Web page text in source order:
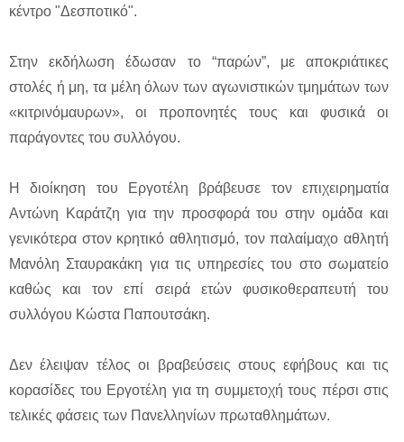
κέντρο "Δεσποτικό".
Στην εκδήλωση έδωσαν το “παρών”, με αποκριάτικες
στολές ή μη, τα μέλη όλων των αγωνιστικών τμημάτων των
«κιτρινόμαυρων», οι προπονητές τους και φυσικά οι
παράγοντες του συλλόγου.
Η διοίκηση του Εργοτέλη βράβευσε τον επιχειρηματία
Αντώνη Καράτζη για την προσφορά του στην ομάδα και
γενικότερα στον κρητικό αθλητισμό, τον παλαίμαχο αθλητή
Μανόλη Σταυρακάκη για τις υπηρεσίες του στο σωματείο
καθώς και τον επί σειρά ετών φυσικοθεραπευτή του
συλλόγου Κώστα Παπουτσάκη.
Δεν έλειψαν τέλος οι βραβεύσεις στους εφήβους και τις
κορασίδες του Εργοτέλη για τη συμμετοχή τους πέρσι στις
τελικές φάσεις των Πανελληνίων πρωταθλημάτων.